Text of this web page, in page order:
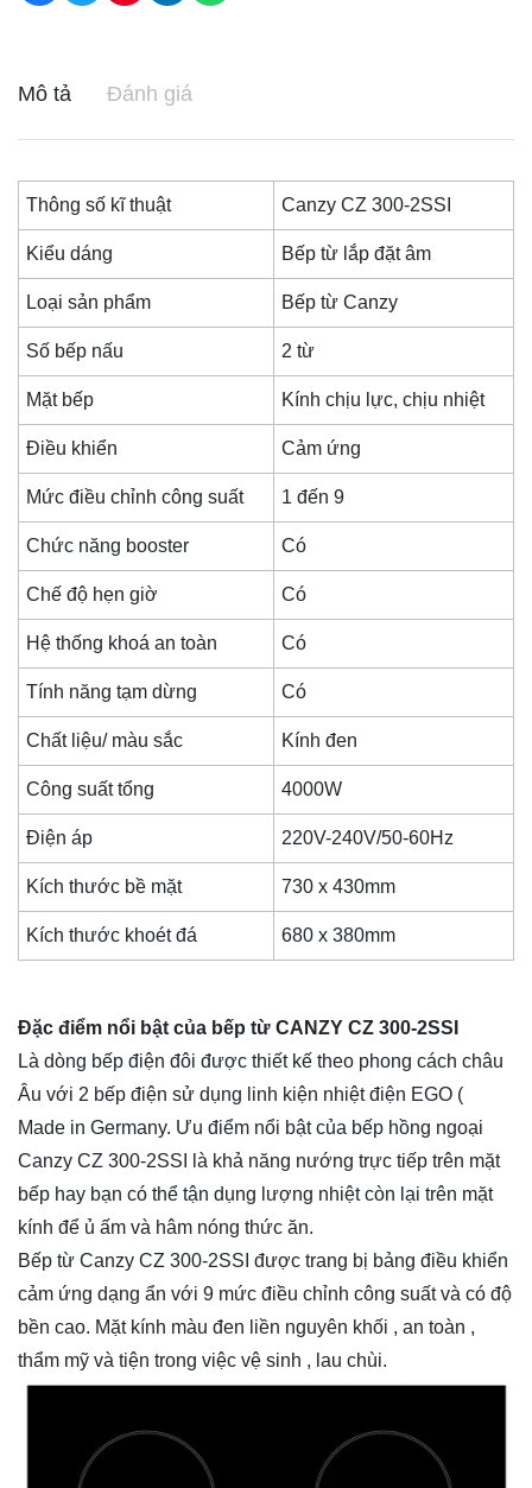
Mô tả Đánh giá
Thông số kĩ thuật Canzy CZ 300-2SSI
Kiểu dáng Bếp từ lắp đặt âm
Loại sản phẩm Bếp từ Canzy
Số bếp nấu 2 từ
Mặt bếp Kính chịu lực, chịu nhiệt
Điều khiển Cảm ứng
Mức điều chỉnh công suất 1 đến 9
Chức năng booster Có
Chế độ hẹn giờ Có
Hệ thống khoá an toàn Có
Tính năng tạm dừng Có
Chất liệu/ màu sắc Kính đen
Công suất tổng 4000W
Điện áp 220V-240V/50-60Hz
Kích thước bề mặt 730 x 430mm
Kích thước khoét đá 680 x 380mm
Đặc điểm nổi bật của bếp từ CANZY CZ 300-2SSI
Là dòng bếp điện đôi được thiết kế theo phong cách châu
Âu với 2 bếp điện sử dụng linh kiện nhiệt điện EGO (
Made in Germany. Ưu điểm nổi bật của bếp hồng ngoại
Canzy CZ 300-2SSI là khả năng nướng trực tiếp trên mặt
bếp hay bạn có thể tận dụng lượng nhiệt còn lại trên mặt
kính để ủ ấm và hâm nóng thức ăn.
Bếp từ Canzy CZ 300-2SSI được trang bị bảng điều khiển
cảm ứng dạng ẩn với 9 mức điều chỉnh công suất và có độ
bền cao. Mặt kính màu đen liền nguyên khối , an toàn ,
thẩm mỹ và tiện trong việc vệ sinh , lau chùi.